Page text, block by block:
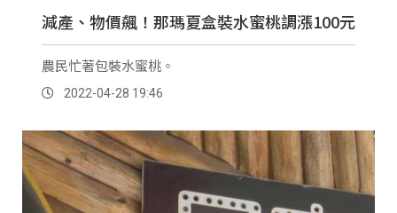
減產、物價飆！那瑪夏盒裝水蜜桃調漲100元
農民忙著包裝水蜜桃。
2022-04-28 19:46